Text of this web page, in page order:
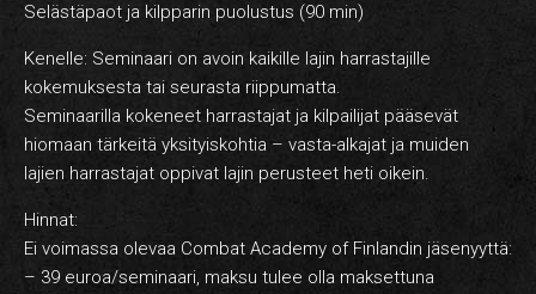
Selästäpaot ja kilpparin puolustus (90 min)
Kenelle: Seminaari on avoin kaikille lajin harrastajille
kokemuksesta tai seurasta riippumatta.
Seminaarilla kokeneet harrastajat ja kilpailijat pääsevät
hiomaan tärkeitä yksityiskohtia – vasta-alkajat ja muiden
lajien harrastajat oppivat lajin perusteet heti oikein.
Hinnat:
Ei voimassa olevaa Combat Academy of Finlandin jäsenyyttä:
– 39 euroa/seminaari, maksu tulee olla maksettuna